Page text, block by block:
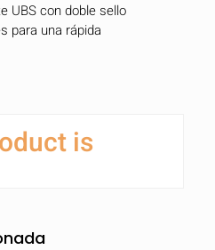
UBS con doble sello
para una rápida
is